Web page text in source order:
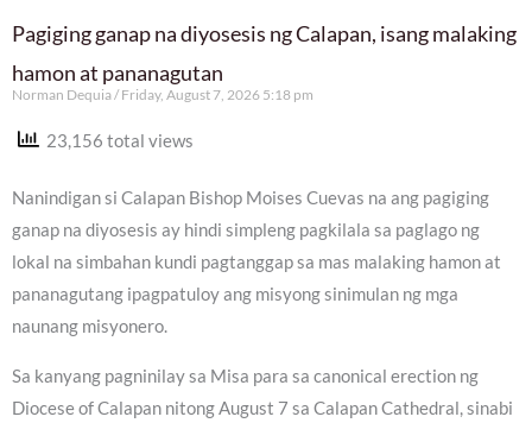
Pagiging ganap na diyosesis ng Calapan, isang malaking
hamon at pananagutan
Norman Dequia Friday, August 7, 2026 5:18 pm
23,156 total views
Nanindigan si Calapan Bishop Moises Cuevas na ang pagiging
ganap na diyosesis ay hindi simpleng pagkilala sa paglago ng
lokal na simbahan kundi pagtanggap sa mas malaking hamon at
pananagutang ipagpatuloy ang misyong sinimulan ng mga
naunang misyonero.
Sa kanyang pagninilay sa Misa para sa canonical erection ng
Diocese of Calapan nitong August 7 sa Calapan Cathedral, sinabi